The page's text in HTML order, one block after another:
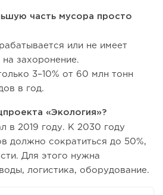
часть мусора просто
или не имеет
захоронение.
3–10% от 60 млн тонн
в год.
«Экология»?
в 2019 году. К 2030 году
должно сократиться до 50%,
Для этого нужна
логистика, оборудование.